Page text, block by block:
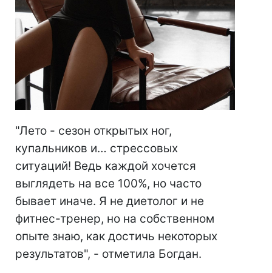
"Лето - сезон открытых ног,
купальников и… стрессовых
ситуаций! Ведь каждой хочется
выглядеть на все 100%, но часто
бывает иначе. Я не диетолог и не
фитнес-тренер, но на собственном
опыте знаю, как достичь некоторых
результатов", - отметила Богдан.